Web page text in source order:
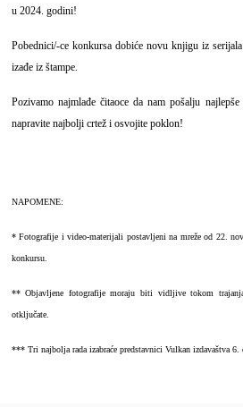
u 2024. godini!
Pobednici/-ce konkursa dobiće novu knjigu iz
izađe iz štampe.
Pozivamo najmlađe čitaoce da nam pošalju
napravite najbolji crtež i osvojite poklon!
NAPOMENE:
* Fotografije i video-materijali postavljeni na mreže od 22.
konkursu.
** Objavljene fotografije moraju biti vidljive tokom
otključate.
*** Tri najbolja rada izabraće predstavnici Vulkan izdavaštva 6.